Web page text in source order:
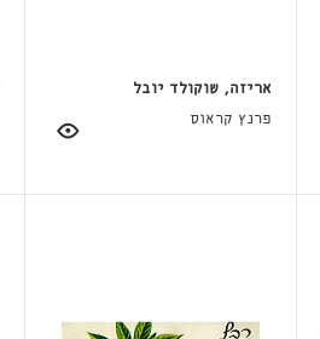
אריזה, שוקולד יובל
פרנץ קראוס